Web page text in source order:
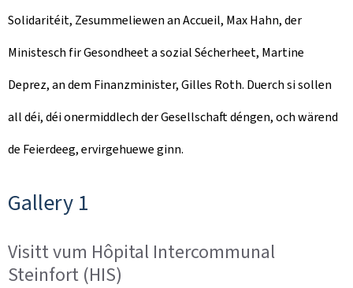
Solidaritéit, Zesummeliewen an Accueil, Max Hahn, der
Ministesch fir Gesondheet a sozial Sécherheet, Martine
Deprez, an dem Finanzminister, Gilles Roth. Duerch si sollen
all déi, déi onermiddlech der Gesellschaft déngen, och wärend
de Feierdeeg, ervirgehuewe ginn.
Gallery 1
Visitt vum Hôpital Intercommunal
Steinfort (HIS)